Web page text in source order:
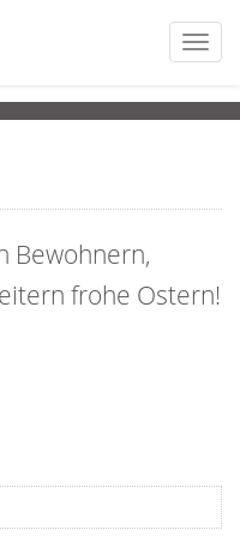
Bewohnern,
frohe Ostern!